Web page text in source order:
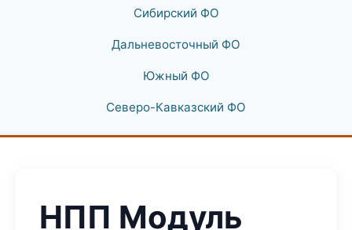
Сибирский ФО
Дальневосточный ФО
Южный ФО
Северо-Кавказский ФО
НПП Модуль